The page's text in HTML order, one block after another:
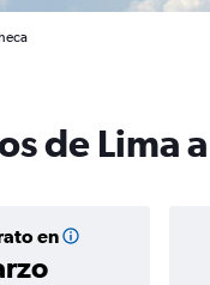
de Lima
en